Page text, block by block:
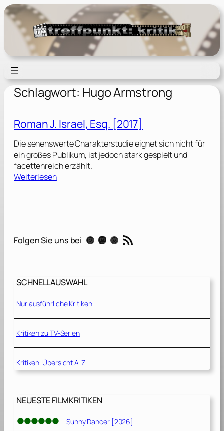
Zum
Inhalt
springen
Schlagwort: Hugo Armstrong
Roman J. Israel, Esq. [2017]
Die sehenswerte Charakterstudie eignet sich nicht für
ein großes Publikum, ist jedoch stark gespielt und
facettenreich erzählt.
Weiterlesen:
J
r
e
l
,
q
.
2
1
Folgen Sie uns bei Instagram Mastodon Threads RSS-Feed
SCHNELLAUSWAHL
Nur ausführliche Kritiken
Kritiken zu TV-Serien
Kritiken-Übersicht A-Z
NEUESTE FILMKRITIKEN
Sunny Dancer [2026]